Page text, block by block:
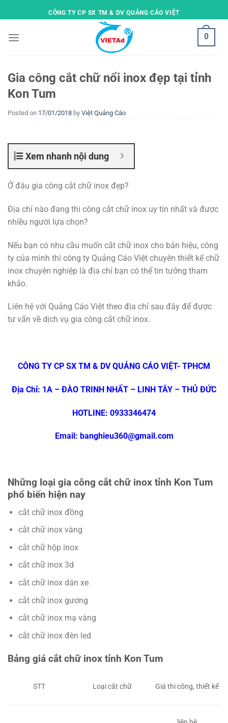
to
CÔNG TY CP SX TM & DV QUẢNG CÁO VIỆT
0
Gia công cắt chữ nổi inox đẹp tại tỉnh
Kon Tum
Posted on 17/01/2018 by Việt Quảng Cáo
Xem nhanh nội dung
Ở đâu gia công cắt chữ inox đẹp?
Địa chỉ nào đang thi công cắt chữ inox uy tín nhất và được
nhiều người lựa chọn?
Nếu bạn có nhu cầu muốn cắt chữ inox cho bản hiệu, công
ty của mình thì công ty Quảng Cáo Việt chuyên thiết kế chữ
inox chuyên nghiệp là địa chỉ bạn có thể tin tưởng tham
khảo.
Liên hệ với Quảng Cáo Việt theo địa chỉ sau đây để được
tư vấn về dịch vụ gia công cắt chữ inox.
CÔNG TY CP SX TM & DV QUẢNG CÁO VIỆT- TPHCM
Địa Chỉ: 1A – ĐÀO TRINH NHẤT – LINH TÂY – THỦ ĐỨC
HOTLINE: 0933346474
Email: banghieu360@gmail.com
Những loại gia công cắt chữ inox tỉnh Kon Tum
phổ biến hiện nay
cắt chữ inox đồng
cắt chữ inox vàng
cắt chữ hộp inox
cắt chữ inox 3d
cắt chữ inox dán xe
cắt chữ inox gương
cắt chữ inox mạ vàng
cắt chữ inox đèn led
Bảng giá cắt chữ inox tỉnh Kon Tum
STT Loại cắt chữ Giá thi công, thiết kế